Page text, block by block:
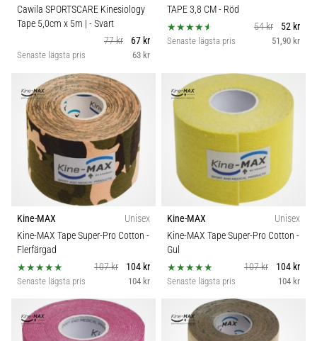
Cawila SPORTSCARE Kinesiology
Tape 5,0cm x 5m | - Svart
77 kr
67 kr
Senaste lägsta pris 63 kr
TAPE 3,8 CM- Röd
54 kr
52 kr
Senaste lägsta pris 51,90 kr
Kine-MAX
Unisex
Kine-MAX Tape Super-Pro Cotton -
Flerfärgad
107 kr
104 kr
Senaste lägsta pris 104 kr
Kine-MAX
Unisex
Kine-MAX Tape Super-Pro Cotton -
Gul
107 kr
104 kr
Senaste lägsta pris 104 kr